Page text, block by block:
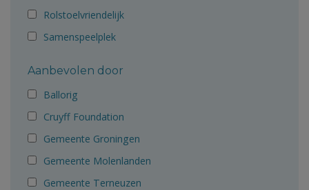
Rolstoelvriendelijk
Samenspeelplek
Aanbevolen door
Ballorig
Cruyff Foundation
Gemeente Groningen
Gemeente Molenlanden
Gemeente Terneuzen